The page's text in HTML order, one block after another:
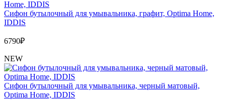
Сифон бутылочный для умывальника, графит, Optima Home,
IDDIS
6790₽
NEW
Сифон бутылочный для умывальника, черный матовый,
Optima Home, IDDIS